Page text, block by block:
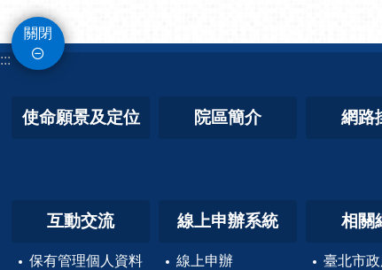
關閉
:::
使命願景及定位 院區簡介 網路
互動交流
保有管理個人資料
線上申辦系統
線上申辦
相關
臺北市